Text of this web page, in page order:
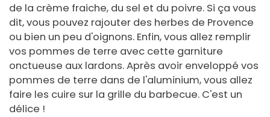
de la crème fraiche, du sel et du poivre. Si ça vous
dit, vous pouvez rajouter des herbes de Provence
ou bien un peu d'oignons. Enfin, vous allez remplir
vos pommes de terre avec cette garniture
onctueuse aux lardons. Après avoir enveloppé vos
pommes de terre dans de l'aluminium, vous allez
faire les cuire sur la grille du barbecue. C'est un
délice !